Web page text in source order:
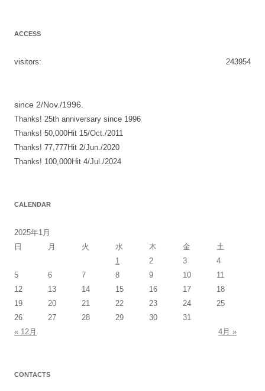
ョ
ン
ACCESS
243954
visitors:
since 2/Nov./1996.
Thanks! 25th anniversary since 1996
Thanks! 50,000Hit 15/Oct./2011
Thanks! 77,777Hit 2/Jun./2020
Thanks! 100,000Hit 4/Jul./2024
CALENDAR
2025年1月
日
月 火 水 木 金
土
1
2 3
4
5
6 7 8 9 10
11
12
13 14 15 16 17
18
19
20 21 22 23 24
25
26
27 28 29 30
31
« 12月
4月 »
CONTACTS